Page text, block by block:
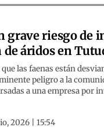
grave riesgo de
de áridos en
las faenas están
peligro a la
a una empresa por
2026 | 15:54